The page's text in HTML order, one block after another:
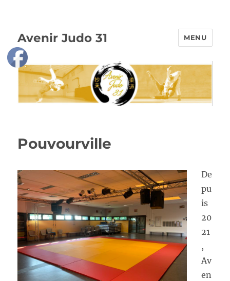
Avenir Judo 31 MENU
Pouvourville
De
pu
is
20
21
,
Av
en